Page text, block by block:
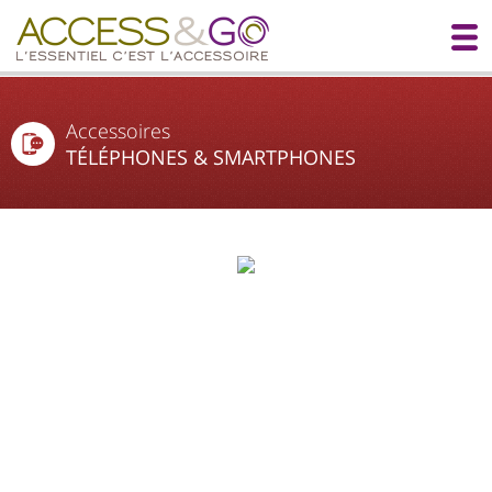
Accessoires
TÉLÉPHONES & SMARTPHONES